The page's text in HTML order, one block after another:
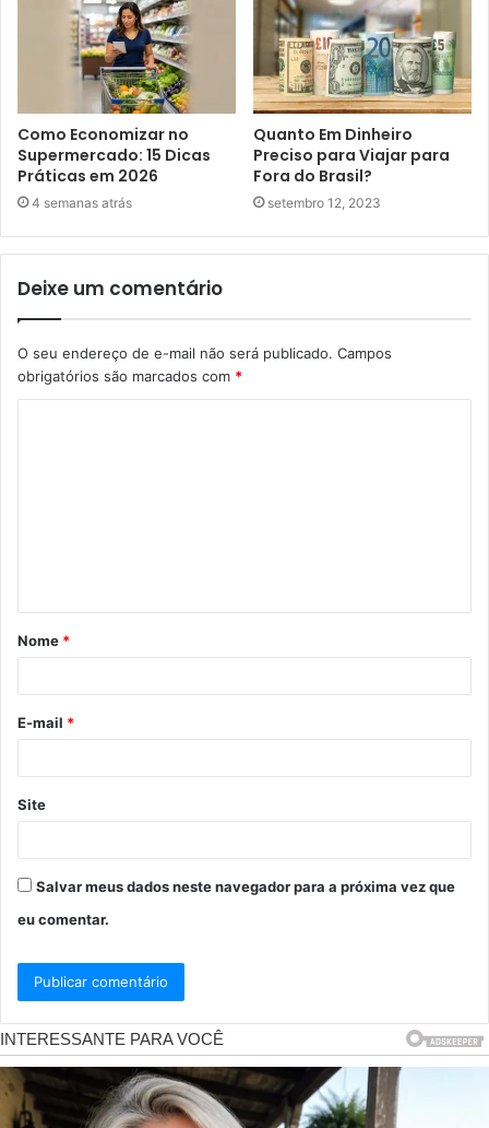
Como Economizar no
Supermercado: 15 Dicas
Práticas em 2026
4 semanas atrás
Quanto Em Dinheiro
Preciso para Viajar para
Fora do Brasil?
setembro 12, 2023
Deixe um comentário
O seu endereço de e-mail não será publicado. Campos
obrigatórios são marcados com *
á
r
*
Nome *
E-mail *
Site
Salvar meus dados neste navegador para a próxima vez que
eu comentar.